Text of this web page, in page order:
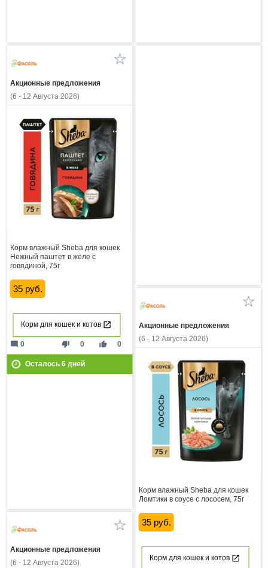
Акционные предложения
(6 - 12 Августа 2026)
Корм влажный Sheba для кошек
Нежный паштет в желе с
говядиной, 75г
35 руб.
Корм для кошек и котов
thumb_down 0 thumb_up 0
mode_comment 0
Осталось 6дней
Акционные предложения
(6 - 12 Августа 2026)
Корм влажный Sheba для кошек
Ломтики в соусе с лососем, 75г
35 руб.
Корм для кошек и котов
Акционные предложения
(6 - 12 Августа 2026)